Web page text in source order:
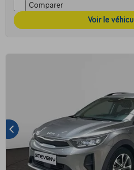
Comparer
Voir le